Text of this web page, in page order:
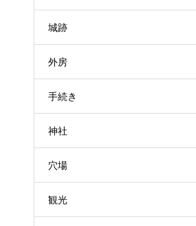
城跡
外房
手続き
神社
穴場
観光